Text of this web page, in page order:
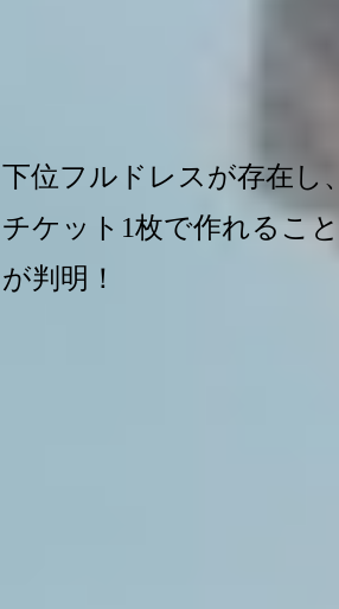
下位フルドレスが存在し、
チケット1枚で作れること
が判明！